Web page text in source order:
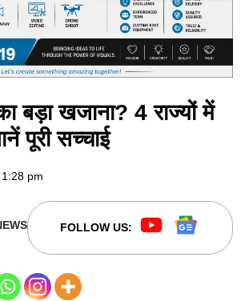
बड़ा खजाना? 4 राज्यों में
पूरी सच्चाई
1:28 pm
FOLLOW US: